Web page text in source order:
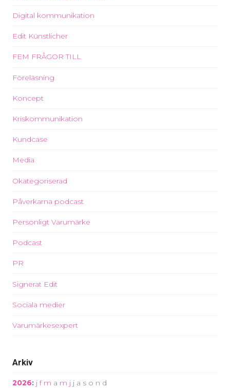
Digital kommunikation
Edit Künstlicher
FEM FRÅGOR TILL
Föreläsning
Koncept
Kriskommunikation
Kundcase
Media
Okategoriserad
Påverkarna podcast
Personligt Varumärke
Podcast
PR
Signerat Edit
Sociala medier
Varumärkesexpert
Arkiv
2026: j f m a m j j a s o n d